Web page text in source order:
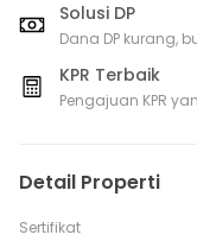
Solusi DP
Dana DP kurang,
KPR Terbaik
Pengajuan KPR
Detail Properti
Sertifikat